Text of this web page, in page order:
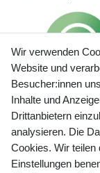
Preisangaben
Versandkosten
Wir verwenden
Website und
Besucher:innen
Inhalte und
Drittanbietern
analysieren. Die
Cookies. Wir teilen
Einstellungen